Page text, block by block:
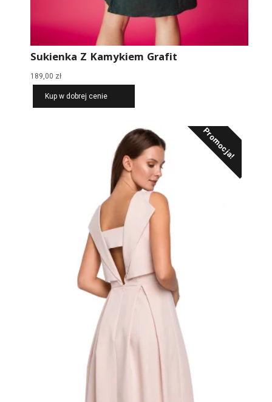
Sukienka Z Kamykiem Grafit
189,00 zł
Kup w dobrej cenie
Promocja!